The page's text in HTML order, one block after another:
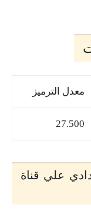
معدل الترميز
27.500
علي قناة